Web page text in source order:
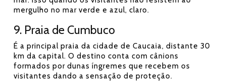
mergulho no mar verde e azul, claro.
9. Praia de Cumbuco
É a principal praia da cidade de Caucaia, distante 30
km da capital. O destino conta com cânions
formados por dunas íngremes que recebem os
visitantes dando a sensação de proteção.